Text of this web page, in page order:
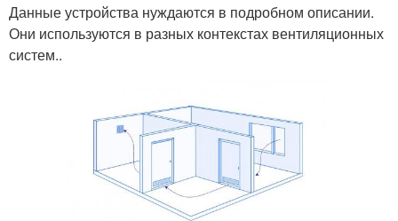
Данные устройства нуждаются в подробном описании.
Они используются в разных контекстах вентиляционных
систем..